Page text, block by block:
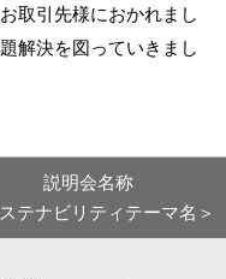
取引先様におかれまし
解決を図っていきまし
説明会名称
テナビリティテーマ名＞